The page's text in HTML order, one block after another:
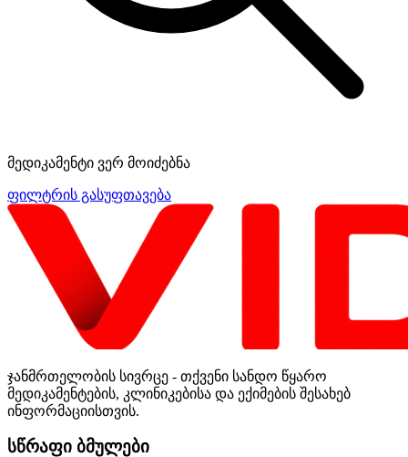
მედიკამენტი ვერ მოიძებნა
ფილტრის გასუფთავება
ჯანმრთელობის სივრცე - თქვენი სანდო წყარო
მედიკამენტების, კლინიკებისა და ექიმების შესახებ
ინფორმაციისთვის.
სწრაფი ბმულები